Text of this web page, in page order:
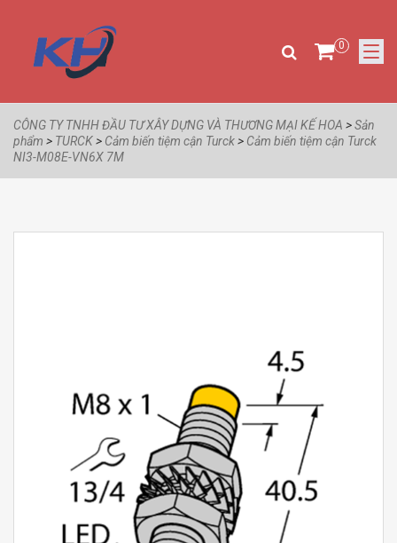
0
CÔNG TY TNHH ĐẦU TƯ XÂY DỰNG VÀ THƯƠNG MẠI KẾ HOA >Sản
phẩm > TURCK> Cảm biến tiệm cận Turck> Cảm biến tiệm cận Turck
NI3-M08E-VN6X 7M